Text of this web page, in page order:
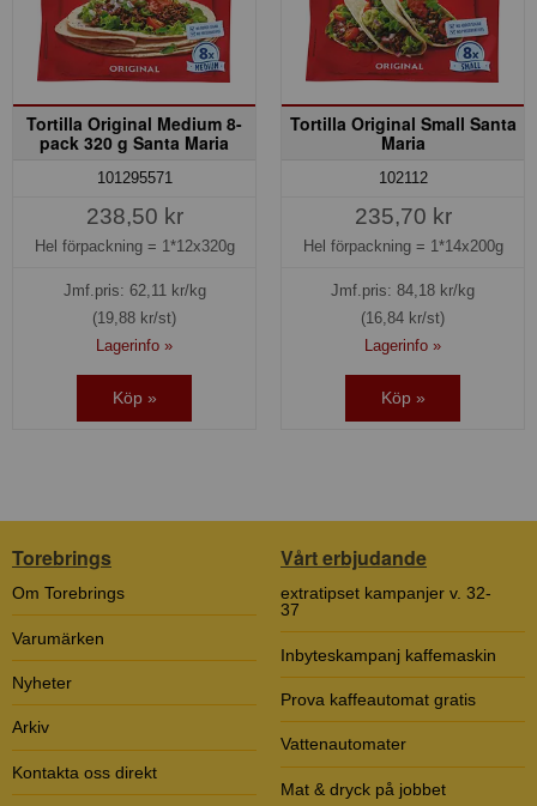
Tortilla Original Medium 8-
pack 320 g Santa Maria
101295571
238,50 kr
Hel förpackning = 1*12x320g
Jmf.pris: 62,11
kr/kg
(19,88 kr/st)
Lagerinfo »
Köp »
Tortilla Original Small Santa
Maria
102112
235,70 kr
Hel förpackning = 1*14x200g
Jmf.pris: 84,18 kr/kg
(16,84 kr/st)
Lagerinfo »
Köp »
Torebrings
Om Torebrings
Varumärken
Nyheter
Arkiv
Kontakta oss direkt
Vårt erbjudande
extratipset kampanjer v. 32-
37
Inbyteskampanj kaffemaskin
Prova kaffeautomat gratis
Vattenautomater
Mat & dryck på jobbet